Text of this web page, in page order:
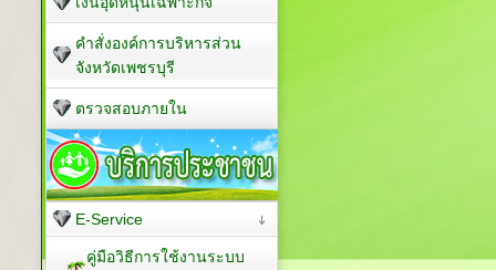
คำสั่งองค์การบริหารส่วน
จังหวัดเพชรบุรี
ตรวจสอบภายใน
E-Service
คู่มือวิธีการใช้งานระบบ